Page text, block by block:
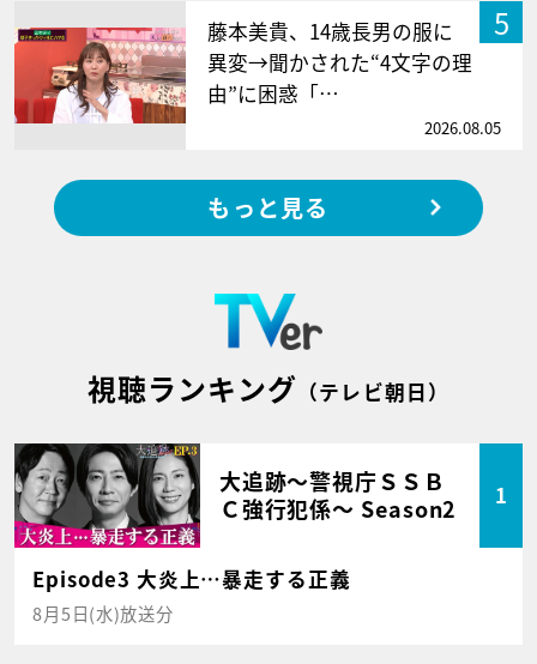
5
藤本美貴、14歳長男の服に
異変→聞かされた“4文字の理
由”に困惑「…
2026.08.05
もっと見る
視聴ランキング （テレビ朝日）
大追跡～警視庁ＳＳＢ
Ｃ強行犯係～ Season2
1
Episode3 大炎上…暴走する正義
8月5日(水)放送分